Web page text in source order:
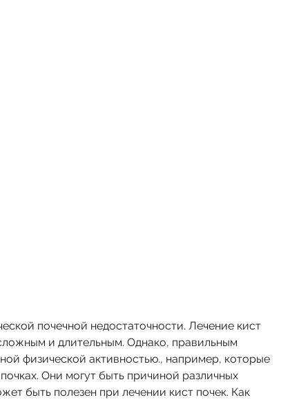
и длительным. Однако, правильным
физической активностью., например, которые
почках. Они могут быть причиной различных
быть полезен при лечении кист почек. Как